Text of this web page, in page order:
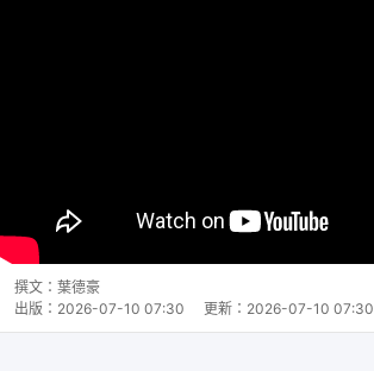
撰文： 葉德豪
出版： 2026-07-10 07:30 更新： 2026-07-10 07:30